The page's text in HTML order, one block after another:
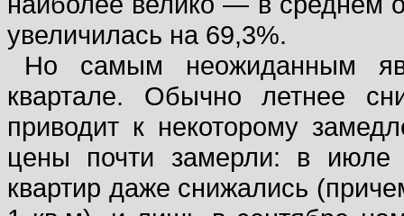
увеличилась на 69,3%.
Но самым неожиданным
квартале. Обычно летнее
приводит к некоторому
цены почти замерли: в
квартир даже снижались